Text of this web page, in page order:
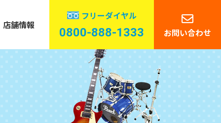
店舗情報
フリーダイヤル
0800-888-1333 お問い合わせ